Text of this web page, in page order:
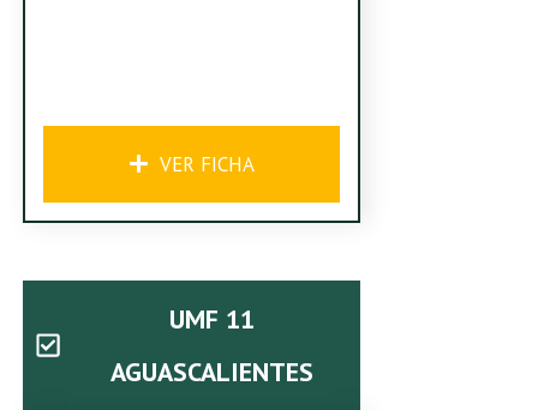
VER FICHA
UMF 11
AGUASCALIENTES